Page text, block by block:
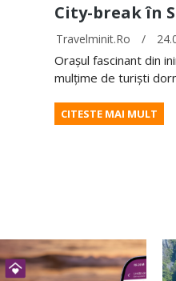
City-break în
Travelminit.ro /
Orașul fascinant din
mulțime de turiști
CITESTE MAI MULT